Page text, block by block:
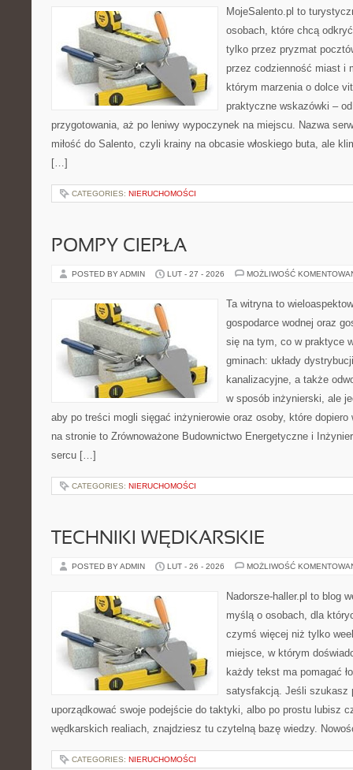
MojeSalento.pl to
osobach, które chcą
tylko przez pryzmat
przez codzienność miast i
którym marzenia o dolce
praktyczne wskazówki –
przygotowania, aż po leniwy wypoczynek na miejscu. Nazwa
miłość do Salento, czyli krainy na obcasie włoskiego buta, ale
[…]
CATEGORIES: NIERUCHOMOŚCI
POMPY CIEPŁA
POSTED BY ADMIN LUT - 27 - 2026 MOŻLIWOŚĆ
Ta witryna to
gospodarce wodnej oraz
się na tym, co w praktyce
gminach: układy
kanalizacyjne, a także
w sposób inżynierski, ale
aby po treści mogli sięgać inżynierowie oraz osoby, które dopiero
na stronie to Zrównoważone Budownictwo Energetyczne i
sercu […]
CATEGORIES: NIERUCHOMOŚCI
TECHNIKI WĘDKARSKIE
POSTED BY ADMIN LUT - 26 - 2026 MOŻLIWOŚĆ
Nadorsze-haller.pl to blog
myślą o osobach, dla
czymś więcej niż tylko
miejsce, w którym
każdy tekst ma pomagać
satysfakcją. Jeśli szukasz
uporządkować swoje podejście do taktyki, albo po prostu lubisz
wędkarskich realiach, znajdziesz tu czytelną bazę wiedzy.
CATEGORIES: NIERUCHOMOŚCI